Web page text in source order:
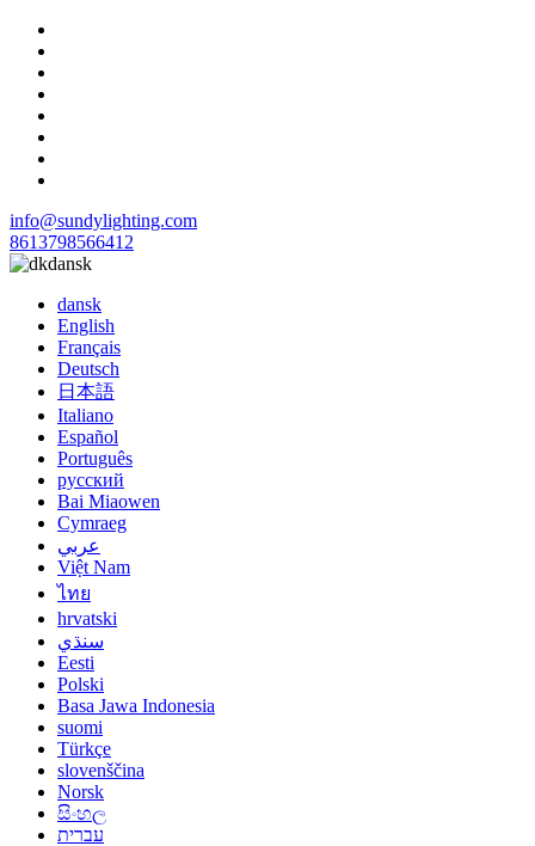
info@sundylighting.com
8613798566412
dansk
dansk
English
Français
Deutsch
日本語
Italiano
Español
Português
русский
Bai Miaowen
Cymraeg
عربي
Việt Nam
ไทย
hrvatski
سنڌي
Eesti
Polski
Basa Jawa Indonesia
suomi
Türkçe
slovenščina
Norsk
සිංහල
עברית